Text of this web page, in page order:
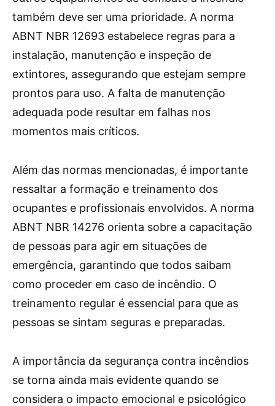
também deve ser uma prioridade. A norma
ABNT NBR 12693 estabelece regras para a
instalação, manutenção e inspeção de
extintores, assegurando que estejam sempre
prontos para uso. A falta de manutenção
adequada pode resultar em falhas nos
momentos mais críticos.
Além das normas mencionadas, é importante
ressaltar a formação e treinamento dos
ocupantes e profissionais envolvidos. A norma
ABNT NBR 14276 orienta sobre a capacitação
de pessoas para agir em situações de
emergência, garantindo que todos saibam
como proceder em caso de incêndio. O
treinamento regular é essencial para que as
pessoas se sintam seguras e preparadas.
A importância da segurança contra incêndios
se torna ainda mais evidente quando se
considera o impacto emocional e psicológico